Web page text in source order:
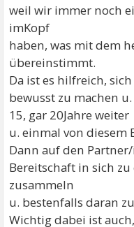
weil wir immer noch
imKopf
haben, was mit dem
übereinstimmt.
Da ist es hilfreich,
bewusst zu machen
15, gar 20Jahre weiter
u. einmal von diesem
Dann auf den
Bereitschaft in sich
zusammeln
u. bestenfalls daran
Wichtig dabei ist